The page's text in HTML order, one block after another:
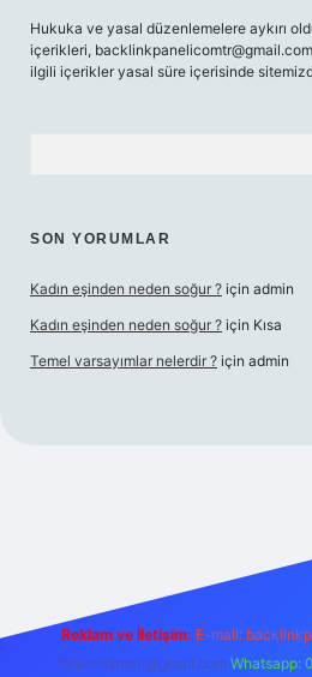
Hukuka ve yasal düzenlemelere aykırı
içerikleri, backlinkpanelicomtr@gmail.com
ilgili içerikler yasal süre içerisinde
SON YORUMLAR
Kadın eşinden neden soğur ? için admin
Kadın eşinden neden soğur ? için Kısa
Temel varsayımlar nelerdir ? için admin
Reklam ve İletişim: E-mail:
forumhizmeti@gmail.com Whatsapp: